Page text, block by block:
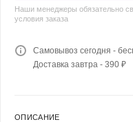
Наши менеджеры обязательно
условия заказа
Самовывоз сегодня -
Доставка завтра - 390 ₽
ОПИСАНИЕ